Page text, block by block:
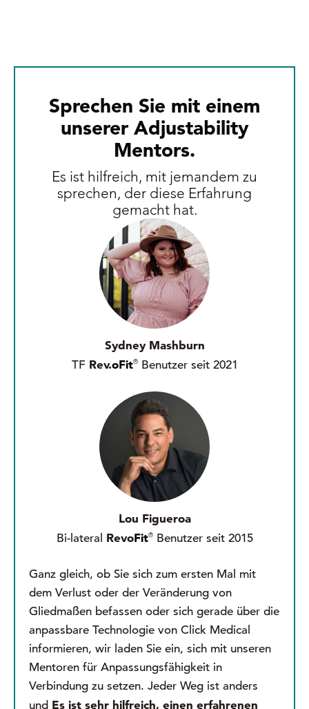
Sprechen Sie mit einem
unserer Adjustability
Mentors.
Es ist hilfreich, mit jemandem zu
sprechen, der diese Erfahrung
gemacht hat.
Sydney Mashburn
TF Rev.oFit®Benutzer seit 2021
Lou Figueroa
Bi-lateral RevoFit®Benutzer seit 2015
Ganz gleich, ob Sie sich zum ersten Mal mit
dem Verlust oder der Veränderung von
Gliedmaßen befassen oder sich gerade über die
anpassbare Technologie von Click Medical
informieren, wir laden Sie ein, sich mit unseren
Mentoren für Anpassungsfähigkeit in
Verbindung zu setzen. Jeder Weg ist anders
und Es ist sehr hilfreich, einen erfahrenen